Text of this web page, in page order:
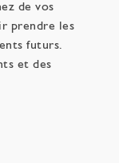
de vos
prendre les
futurs.
et des